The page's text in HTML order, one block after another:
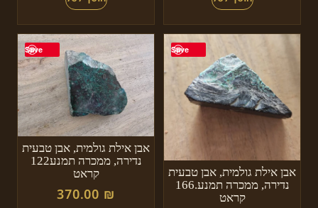
Save
אבן אילת גולמית, אבן טבעית
נדירה, ממכרה תמנע.166
קראט
Save
אבן אילת גולמית, אבן טבעית
נדירה, ממכרה תמנע122
קראט
370.00 ₪